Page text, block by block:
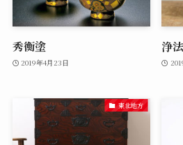
秀衡塗
2019年4月23日
浄
東北地方